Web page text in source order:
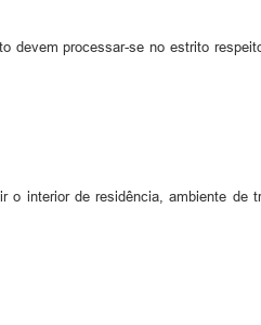
processar-se no estrito
interior de residência, ambiente de